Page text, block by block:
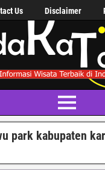
Us Disclaimer
park kabupaten